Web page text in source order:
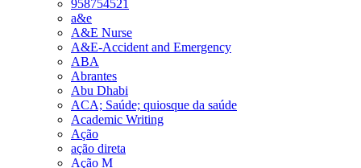
958754521
a&e
A&E Nurse
A&E-Accident and Emergency
ABA
Abrantes
Abu Dhabi
ACA; Saúde; quiosque da saúde
Academic Writing
Ação
ação direta
Ação M